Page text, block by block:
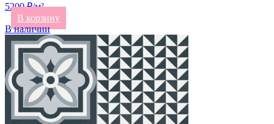
5200 ₽/м²
В корзину
В наличии